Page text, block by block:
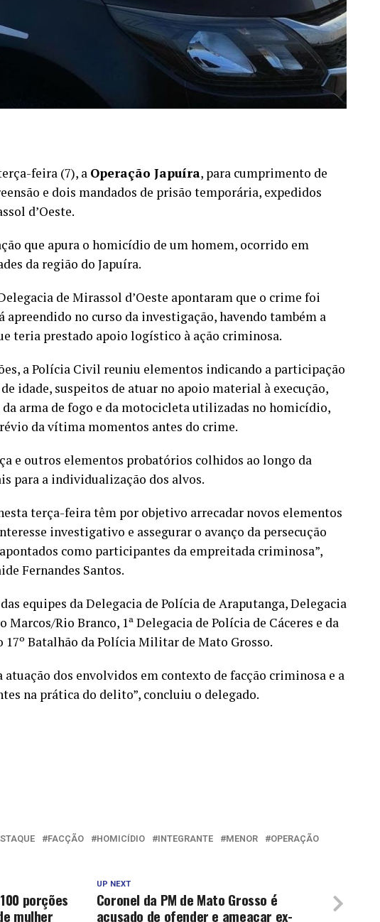
feira (7), a Operação Japuíra, para cumprimento de
e dois mandados de prisão temporária, expedidos
d’Oeste.
que apura o homicídio de um homem, ocorrido em
da região do Japuíra.
de Mirassol d’Oeste apontaram que o crime foi
apreendido no curso da investigação, havendo também a
teria prestado apoio logístico à ação criminosa.
a Polícia Civil reuniu elementos indicando a participação
idade, suspeitos de atuar no apoio material à execução,
arma de fogo e da motocicleta utilizadas no homicídio,
da vítima momentos antes do crime.
e outros elementos probatórios colhidos ao longo da
para a individualização dos alvos.
terça-feira têm por objetivo arrecadar novos elementos
investigativo e assegurar o avanço da persecução
como participantes da empreitada criminosa”,
Fernandes Santos.
equipes da Delegacia de Polícia de Araputanga, Delegacia
Marcos/Rio Branco, 1ª Delegacia de Polícia de Cáceres e da
Batalhão da Polícia Militar de Mato Grosso.
atuação dos envolvidos em contexto de facção criminosa e a
na prática do delito”, concluiu o delegado.
FACÇÃO HOMICÍDIO INTEGRANTE MENOR
OPERAÇÃO
UP NEXT
Coronel da PM de Mato Grosso é
acusado de ofender e ameaçar ex-
porções
mulher